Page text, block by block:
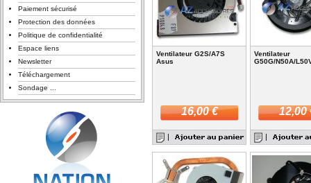
Paiement sécurisé
Protection des données
Politique de confidentialité
Espace liens
Newsletter
Téléchargement
Sondage ...
Ventilateur G2S/A7S
Asus
16,00 €
Ventilateur
G50G/N50A/
12,00